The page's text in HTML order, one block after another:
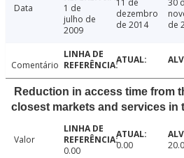
Data
1 de
julho de
2009
11 de
dezembro
de 2014
30
de
Comentário
Reduction in access time from
closest markets and services in
Valor
0.00
0.00